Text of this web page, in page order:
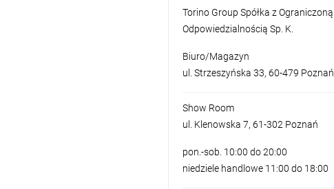
Torino Group Spółka z Ograniczoną
Odpowiedzialnością Sp. K.
Biuro/Magazyn
ul. Strzeszyńska 33, 60-479 Poznań
Show Room
ul. Klenowska 7, 61-302 Poznań
pon.-sob. 10:00 do 20:00
niedziele handlowe 11:00 do 18:00